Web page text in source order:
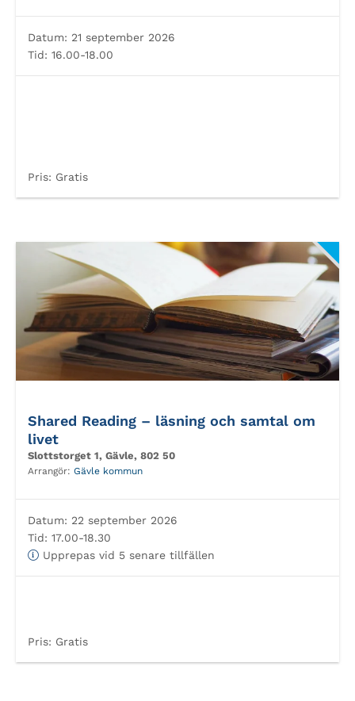
Datum: 21 september 2026
Tid: 16.00-18.00
Pris: Gratis
Shared Reading – läsning och samtal om
livet
Slottstorget 1, Gävle, 802 50
Arrangör: Gävle kommun
Datum: 22 september 2026
Tid: 17.00-18.30
Upprepas vid 5 senare tillfällen
Pris: Gratis